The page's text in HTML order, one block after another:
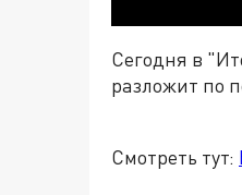
Сегодня в
разложит по
Смотреть тут: